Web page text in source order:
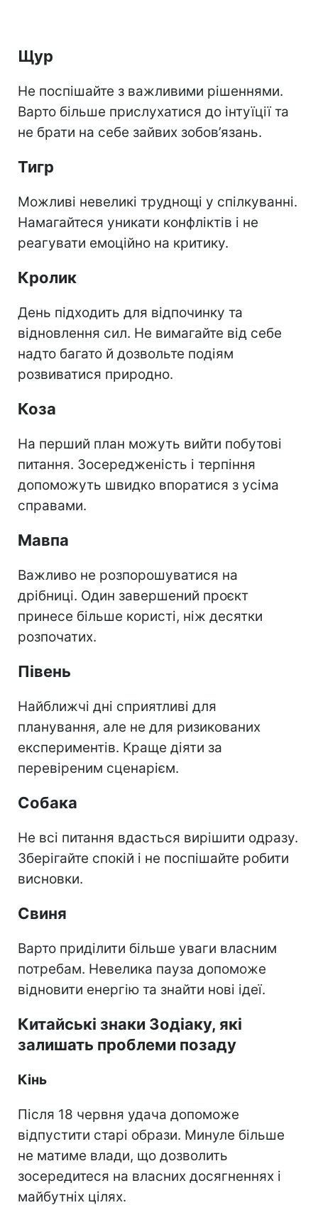
Щур
Не поспішайте з важливими рішеннями.
Варто більше прислухатися до інтуїції та
не брати на себе зайвих зобов’язань.
Тигр
Можливі невеликі труднощі у спілкуванні.
Намагайтеся уникати конфліктів і не
реагувати емоційно на критику.
Кролик
День підходить для відпочинку та
відновлення сил. Не вимагайте від себе
надто багато й дозвольте подіям
розвиватися природно.
Коза
На перший план можуть вийти побутові
питання. Зосередженість і терпіння
допоможуть швидко впоратися з усіма
справами.
Мавпа
Важливо не розпорошуватися на
дрібниці. Один завершений проєкт
принесе більше користі, ніж десятки
розпочатих.
Півень
Найближчі дні сприятливі для
планування, але не для ризикованих
експериментів. Краще діяти за
перевіреним сценарієм.
Собака
Не всі питання вдасться вирішити одразу.
Зберігайте спокій і не поспішайте робити
висновки.
Свиня
Варто приділити більше уваги власним
потребам. Невелика пауза допоможе
відновити енергію та знайти нові ідеї.
Китайські знаки Зодіаку, які
залишать проблеми позаду
Кінь
Після 18 червня удача допоможе
відпустити старі образи. Минуле більше
не матиме влади, що дозволить
зосередитеся на власних досягненнях і
майбутніх цілях.